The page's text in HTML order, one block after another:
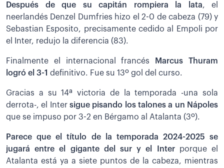
Después de que su capitán rompiera la lata, el
neerlandés Denzel Dumfries hizo el 2-0 de cabeza (79) y
Sebastian Esposito, precisamente cedido al Empoli por
el Inter, redujo la diferencia (83).
Finalmente el internacional francés
Marcus Thuram
logró el 3-1 definitivo. Fue su 13º gol del curso.
Gracias a su 14ª victoria de la temporada -una sola
derrota-, el Inter sigue pisando los talones a un Nápoles
que se impuso por 3-2 en Bérgamo al Atalanta (3º).
Parece que el título de la temporada 2024-2025 se
jugará entre el gigante del sur y el Interporque el
Atalanta está ya a siete puntos de la cabeza, mientras